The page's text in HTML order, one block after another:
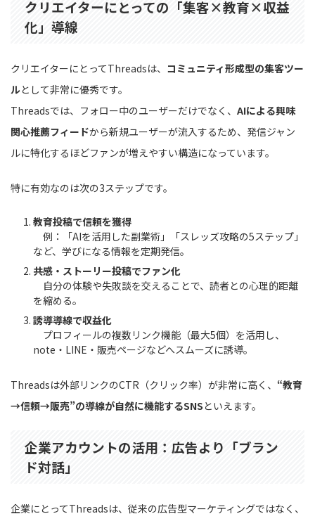
クリエイターにとっての「集客×教育×収益
化」導線
クリエイターにとってThreadsは、 コミュニティ形成型の集客ツー
ルとして非常に優秀です。
Threadsでは、フォロー中のユーザーだけでなく、 AIによる興味
関心推薦フィードから新規ユーザーが流入するため、発信ジャン
ルに特化するほどファンが増えやすい構造になっています。
特に有効なのは次の3ステップです。
教育投稿で信頼を獲得
例：「AIを活用した副業術」「スレッズ攻略の5ステップ」
など、学びになる情報を定期発信。
共感・ストーリー投稿でファン化
自分の体験や失敗談を交えることで、読者との心理的距離
を縮める。
誘導導線で収益化
プロフィールの複数リンク機能（最大5個）を活用し、
note・LINE・販売ページなどへスムーズに誘導。
Threadsは外部リンクのCTR（クリック率）が非常に高く、 “教育
→信頼→販売”の導線が自然に機能するSNSといえます。
企業アカウントの活用：広告より「ブラン
ド対話」
企業にとってThreadsは、従来の広告型マーケティングではなく、